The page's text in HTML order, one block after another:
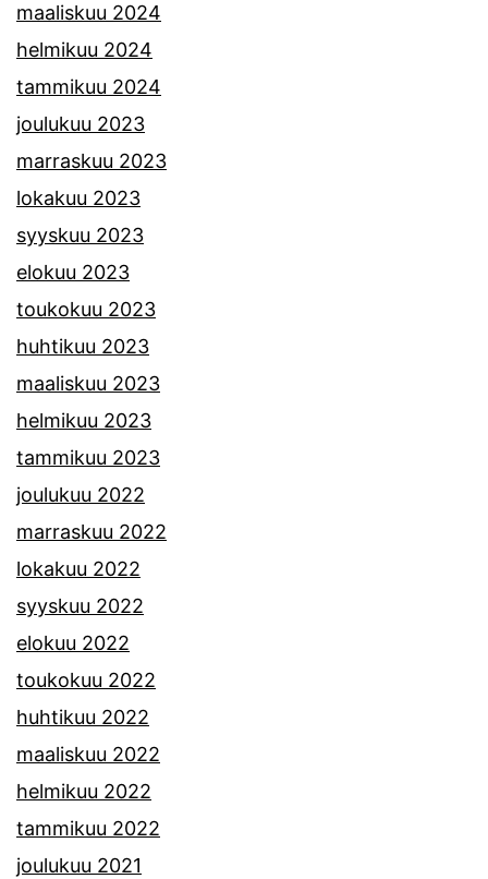
maaliskuu 2024
helmikuu 2024
tammikuu 2024
joulukuu 2023
marraskuu 2023
lokakuu 2023
syyskuu 2023
elokuu 2023
toukokuu 2023
huhtikuu 2023
maaliskuu 2023
helmikuu 2023
tammikuu 2023
joulukuu 2022
marraskuu 2022
lokakuu 2022
syyskuu 2022
elokuu 2022
toukokuu 2022
huhtikuu 2022
maaliskuu 2022
helmikuu 2022
tammikuu 2022
joulukuu 2021